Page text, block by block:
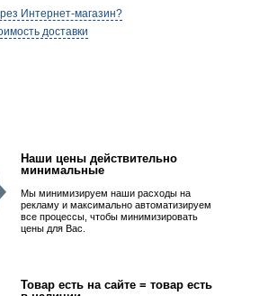
Интернет-магазин?
доставки
Наши цены действительно
минимальные
Мы минимизируем наши расходы на
рекламу и максимально автоматизируем
все процессы, чтобы минимизировать
цены для Вас.
Товар есть на сайте = товар есть